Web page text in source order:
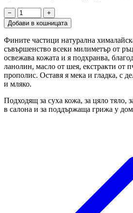
−
+
Добави в кошницата
Фините частици натурална
съвършенство всеки милиметър от
освежава кожата и я подхранва,
ланолин, масло от шея, екстракти от
прополис. Оставя я мека и гладка, с
и мляко.
Подходящ за суха кожа, за цяло тяло,
в салона и за поддържаща грижа у